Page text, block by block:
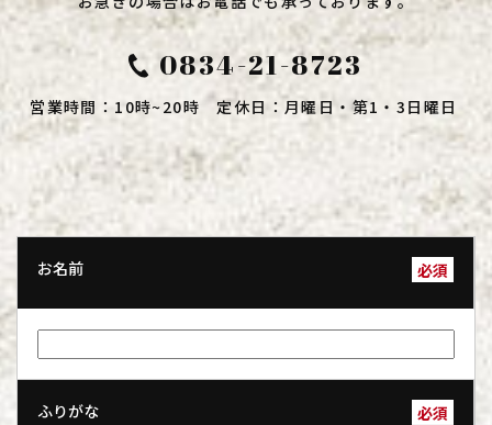
0834-21-8723
営業時間：10時~20時 定休日：月曜日・第1・3日曜日
お名前 必須
ふりがな 必須